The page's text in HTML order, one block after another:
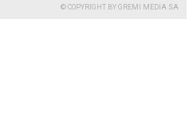
© COPYRIGHT BY GREMI MEDIA SA